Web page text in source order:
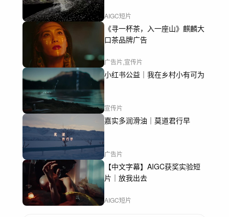
AIGC短片
《寻一杯茶，入一座山》麒麟大
口茶品牌广告
广告片,宣传片
小红书公益｜我在乡村小有可为
宣传片
嘉实多润滑油｜莫道君行早
广告片
【中文字幕】AIGC获奖实验短
片｜放我出去
AIGC短片